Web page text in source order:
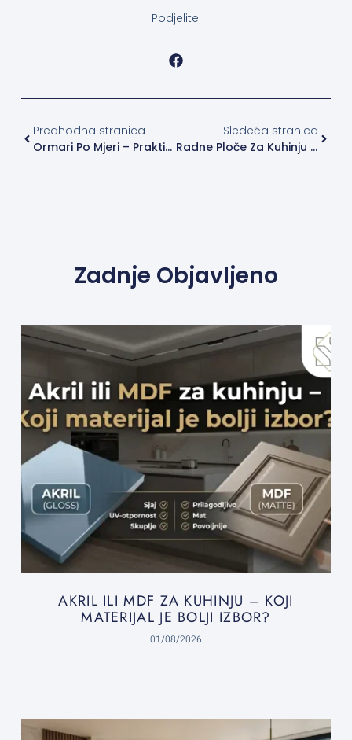
Podjelite:
Predhodna stranica
Ormari Po Mjeri – Praktično I Estetsko Rješenje Za Savršen Enterijer
Sledeća stranica
Radne Ploče Za Kuhinju – Izbor Materijala, Savjeti I Dizajn Za Moderan Dom
Zadnje Objavljeno
AKRIL ILI MDF ZA KUHINJU – KOJI
MATERIJAL JE BOLJI IZBOR?
01/08/2026